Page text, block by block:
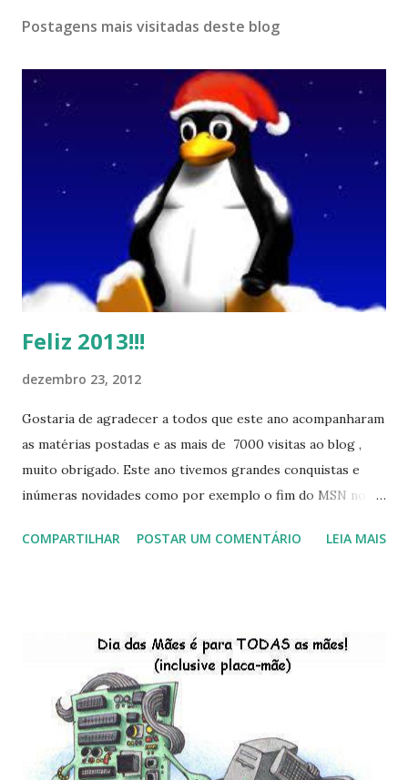
Postagens mais visitadas deste blog
Feliz 2013!!!
dezembro 23, 2012
Gostaria de agradecer a todos que este ano acompanharam
as matérias postadas e as mais de 7000 visitas ao blog ,
muito obrigado. Este ano tivemos grandes conquistas e
inúmeras novidades como por exemplo o fim do MSN no
do Kaiana que será lançada em 2013, distro nacional , a
do LibreOffice , o IX Latinoware, a Microsoft boicotando o
Linux (como sempre), o lançamento do Windows 8 e a sua
baixa taxa de adesão pelos usuários, entre out ros. Gostaria
de desejar a todos Boas Festas e que em 2013 possamos
estar juntos novamente. Feliz Natal!!!! F eli z 2013 a todos!!!
COMPARTILHAR POSTAR UM COMENTÁRIO LEIA MAIS